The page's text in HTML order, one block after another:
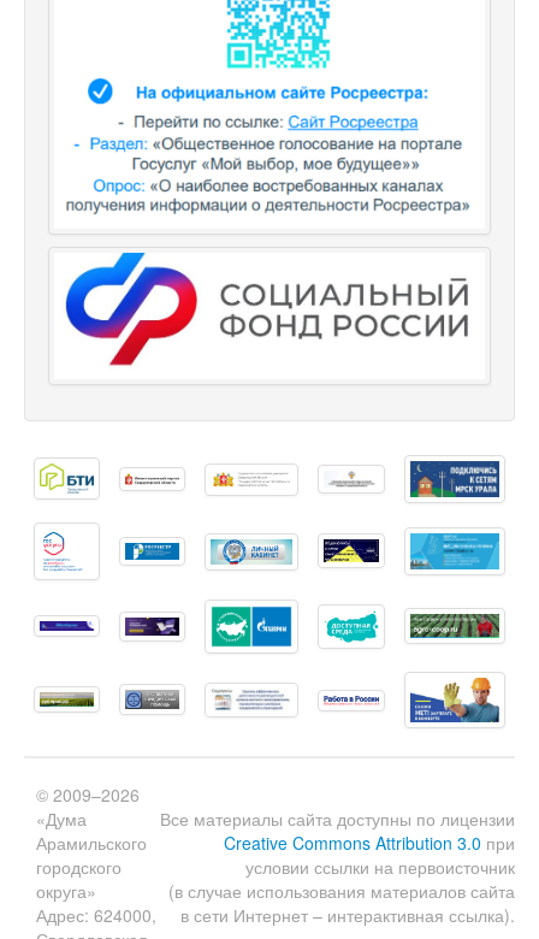
Все материалы сайта доступны по лицензии
Creative Commons Attribution 3.0 при
условии ссылки на первоисточник
(в случае использования материалов сайта
в сети Интернет – интерактивная ссылка).
© 2009–2026
«Дума
Арамильского
городского
округа»
Адрес: 624000,